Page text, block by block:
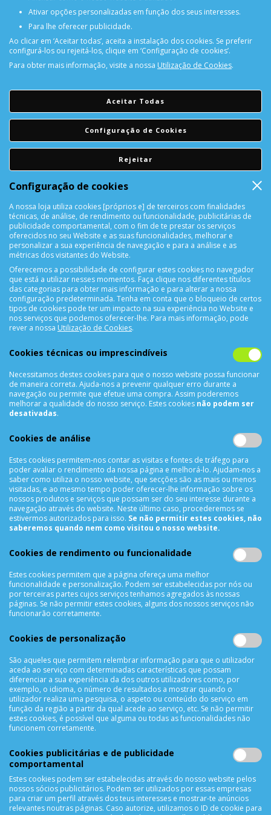
Encomendas acima de 150€
Consulte aqui a sua reparação
DEVOLUÇÕES
Devolução Garantida!
SUPORTE ONLINE
CONTACTOS
4450-042 Matosinhos Portugal
comercial@cellrepair.pt
vendas@cellrepair.pt
229 380 496 Chamada para a rede fixa nacional
910991733
Segunda a Sexta das 10h00 às 19h00
Sábado das 9h00 às 13h00
INFORMAÇÕES
Termos & Condições
Política de Privacidade
Trocas & Devoluções
Métodos de Pagamento
Resolução de Litígios
Livro de reclamações
APOIO AO CLIENTE
Criar Conta
As Minhas Encomendas
Lista de Desejos
Solicitar uma Devolução
Expedição
Utilização de Cookies
Ativar opções personalizadas em função dos seus interesses.
Para lhe oferecer publicidade.
Ao clicar em ‘Aceitar todas’, aceita a instalação dos cookies. Se preferir
configurá-los ou rejeitá-los, clique em ‘Configuração de cookies’.
Para obter mais informação, visite a nossa Utilização de Cookies.
Aceitar Todas
Configuração de Cookies
Rejeitar
Configuração de cookies
A nossa loja utiliza cookies [próprios e] de terceiros com finalidades
técnicas, de análise, de rendimento ou funcionalidade, publicitárias de
publicidade comportamental, com o fim de te prestar os serviços
oferecidos no seu Website e as suas funcionalidades, melhorar e
personalizar a sua experiência de navegação e para a análise e as
métricas dos visitantes do Website.
Oferecemos a possibilidade de configurar estes cookies no navegador
que está a utilizar nesses momentos. Faça clique nos diferentes títulos
das categorias para obter mais informação e para alterar a nossa
configuração predeterminada. Tenha em conta que o bloqueio de certos
tipos de cookies pode ter um impacto na sua experiência no Website e
nos serviços que podemos oferecer-lhe. Para mais informação, pode
rever a nossa Utilização de Cookies.
Cookies técnicas ou imprescindíveis
Necessitamos destes cookies para que o nosso website possa funcionar
de maneira correta. Ajuda-nos a prevenir qualquer erro durante a
navegação ou permite que efetue uma compra. Assim poderemos
melhorar a qualidade do nosso serviço. Estes cookies não podem ser
desativadas.
Cookies de análise
Estes cookies permitem-nos contar as visitas e fontes de tráfego para
poder avaliar o rendimento da nossa página e melhorá-lo. Ajudam-nos a
saber como utiliza o nosso website, que secções são as mais ou menos
visitadas, e ao mesmo tempo poder oferecer-lhe informação sobre os
nossos produtos e serviços que possam ser do seu interesse durante a
navegação através do website. Neste último caso, procederemos se
estivermos autorizados para isso. Se não permitir estes cookies, não
saberemos quando nem como visitou o nosso website.
Cookies de rendimento ou funcionalidade
Estes cookies permitem que a página ofereça uma melhor
funcionalidade e personalização. Podem ser estabelecidas por nós ou
por terceiras partes cujos serviços tenhamos agregados às nossas
páginas. Se não permitir estes cookies, alguns dos nossos serviços não
funcionarão corretamente.
Cookies de personalização
São aqueles que permitem relembrar informação para que o utilizador
aceda ao serviço com determinadas características que possam
diferenciar a sua experiência da dos outros utilizadores como, por
exemplo, o idioma, o número de resultados a mostrar quando o
utilizador realiza uma pesquisa, o aspeto ou conteúdo do serviço em
função da região a partir da qual acede ao serviço, etc. Se não permitir
estes cookies, é possível que alguma ou todas as funcionalidades não
funcionem corretamente.
Cookies publicitárias e de publicidade
comportamental
Estes cookies podem ser estabelecidas através do nosso website pelos
nossos sócios publicitários. Podem ser utilizados por essas empresas
para criar um perfil através dos teus interesses e mostrar-te anúncios
relevantes noutras páginas. Caso autorize, utilizamos o ID de cookie para